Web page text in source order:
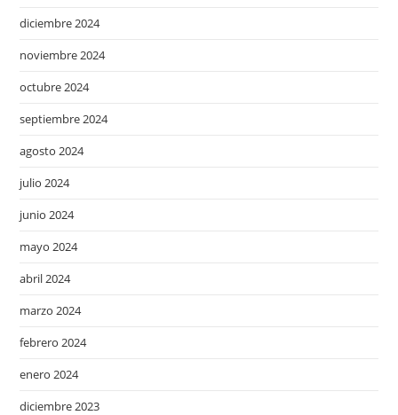
diciembre 2024
noviembre 2024
octubre 2024
septiembre 2024
agosto 2024
julio 2024
junio 2024
mayo 2024
abril 2024
marzo 2024
febrero 2024
enero 2024
diciembre 2023